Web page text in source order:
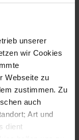
unserer
wir Cookies
Webseite zu
zustimmen. Zu
auch
Art und
dient
LxHxT) bietet
Platz für
Die großzügige